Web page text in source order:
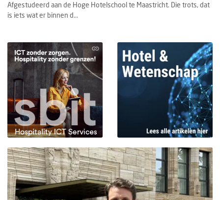
Afgestudeerd aan de Hoge Hotelschool te Maastricht. Die trots, dat
is iets wat er binnen d...